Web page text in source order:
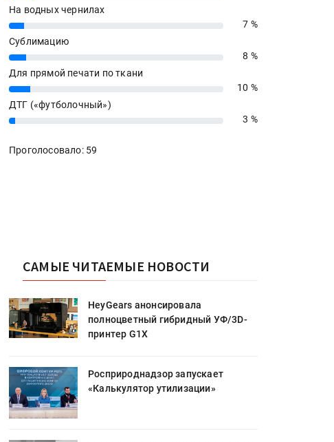
На водных чернилах
7%
7 %
Сублимацию
8%
8 %
Для прямой печати по ткани
10%
10 %
ДТГ («футболочный»)
3% 3 %
Проголосовало: 59
САМЫЕ ЧИТАЕМЫЕ НОВОСТИ
HeyGears анонсировала
полноцветный гибридный УФ/3D-
принтер G1X
Росприроднадзор запускает
«Калькулятор утилизации»